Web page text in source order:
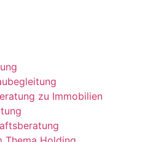
zu Immobilien